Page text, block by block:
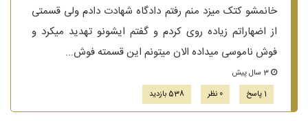
خانمشو کتک میزد منم رفتم دادگاه شهادت دادم ولی قسمتی
از اضهاراتم زیاده روی کردم و گفتم ایشونو تهدید میکرد و
فوش ناموسی میداده الان میتونم این قسمته فوش...
1 پاسخ
0 نظر 538 بازدید